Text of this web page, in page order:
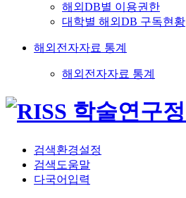
해외DB별 이용권한
대학별 해외DB 구독현황
해외전자자료 통계
해외전자자료 통계
검색환경설정
검색도움말
다국어입력